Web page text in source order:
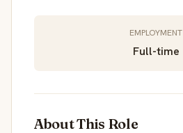
EMPLOYMENT
Full-time
About This Role